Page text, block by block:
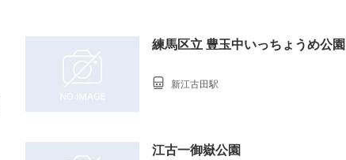
練馬区立 豊玉中いっちょうめ公園
新江古田駅
江古一御嶽公園